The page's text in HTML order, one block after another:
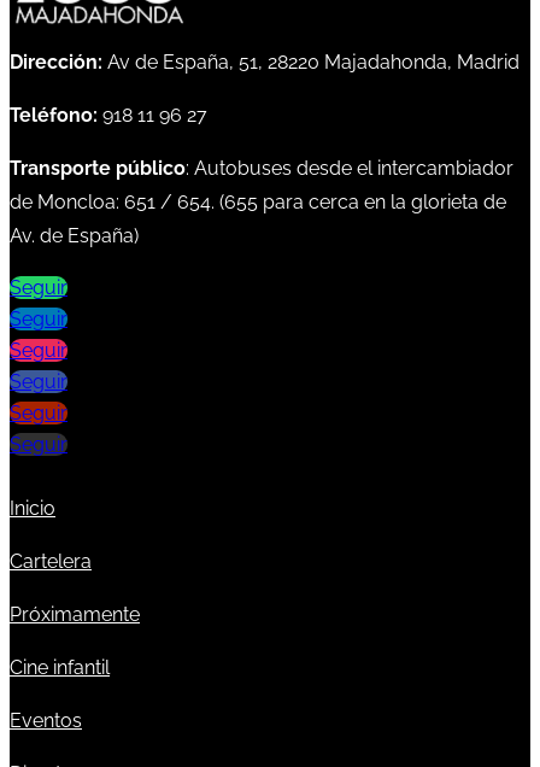
Dirección: Av de España, 51, 28220 Majadahonda, Madrid
Teléfono: 918 11 96 27
Transporte público: Autobuses desde el intercambiador
de Moncloa: 651 / 654. (655 para cerca en la glorieta de
Av. de España)
Seguir
Seguir
Seguir
Seguir
Seguir
Seguir
Inicio
Cartelera
Próximamente
Cine infantil
Eventos